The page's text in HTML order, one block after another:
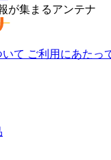
が集まるアンテナ
て ご利用にあたっ